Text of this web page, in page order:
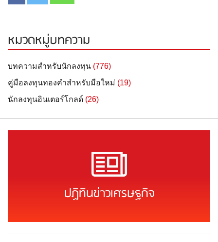
หมวดหมู่บทความ
บทความสำหรับนักลงทุน (776)
คู่มือลงทุนทองคำสำหรับมือใหม่ (19)
นักลงทุนอินเตอร์โกลด์ (26)
ปฏิทินข่าวเศรษฐกิจ